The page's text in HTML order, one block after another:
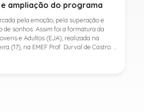
ampliação do programa
pela emoção, pela superação e
sonhos. Assim foi a formatura da
e Adultos (EJA), realizada na
(17), na EMEF Prof. Durval de Castro. A
a conclusão dos estudos de 53
a história ao marcar a primeira